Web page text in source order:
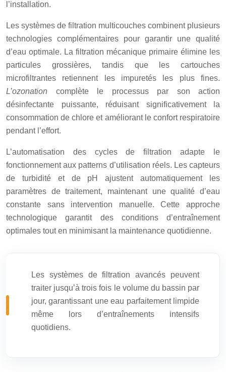
l’installation.
Les systèmes de filtration multicouches combinent plusieurs
technologies complémentaires pour garantir une qualité
d’eau optimale. La filtration mécanique primaire élimine les
particules grossières, tandis que les cartouches
microfiltrantes retiennent les impuretés les plus fines.
L’ozonation complète le processus par son action
désinfectante puissante, réduisant significativement la
consommation de chlore et améliorant le confort respiratoire
pendant l’effort.
L’automatisation des cycles de filtration adapte le
fonctionnement aux patterns d’utilisation réels. Les capteurs
de turbidité et de pH ajustent automatiquement les
paramètres de traitement, maintenant une qualité d’eau
constante sans intervention manuelle. Cette approche
technologique garantit des conditions d’entraînement
optimales tout en minimisant la maintenance quotidienne.
Les systèmes de filtration avancés peuvent
traiter jusqu’à trois fois le volume du bassin par
jour, garantissant une eau parfaitement limpide
même lors d’entraînements intensifs
quotidiens.